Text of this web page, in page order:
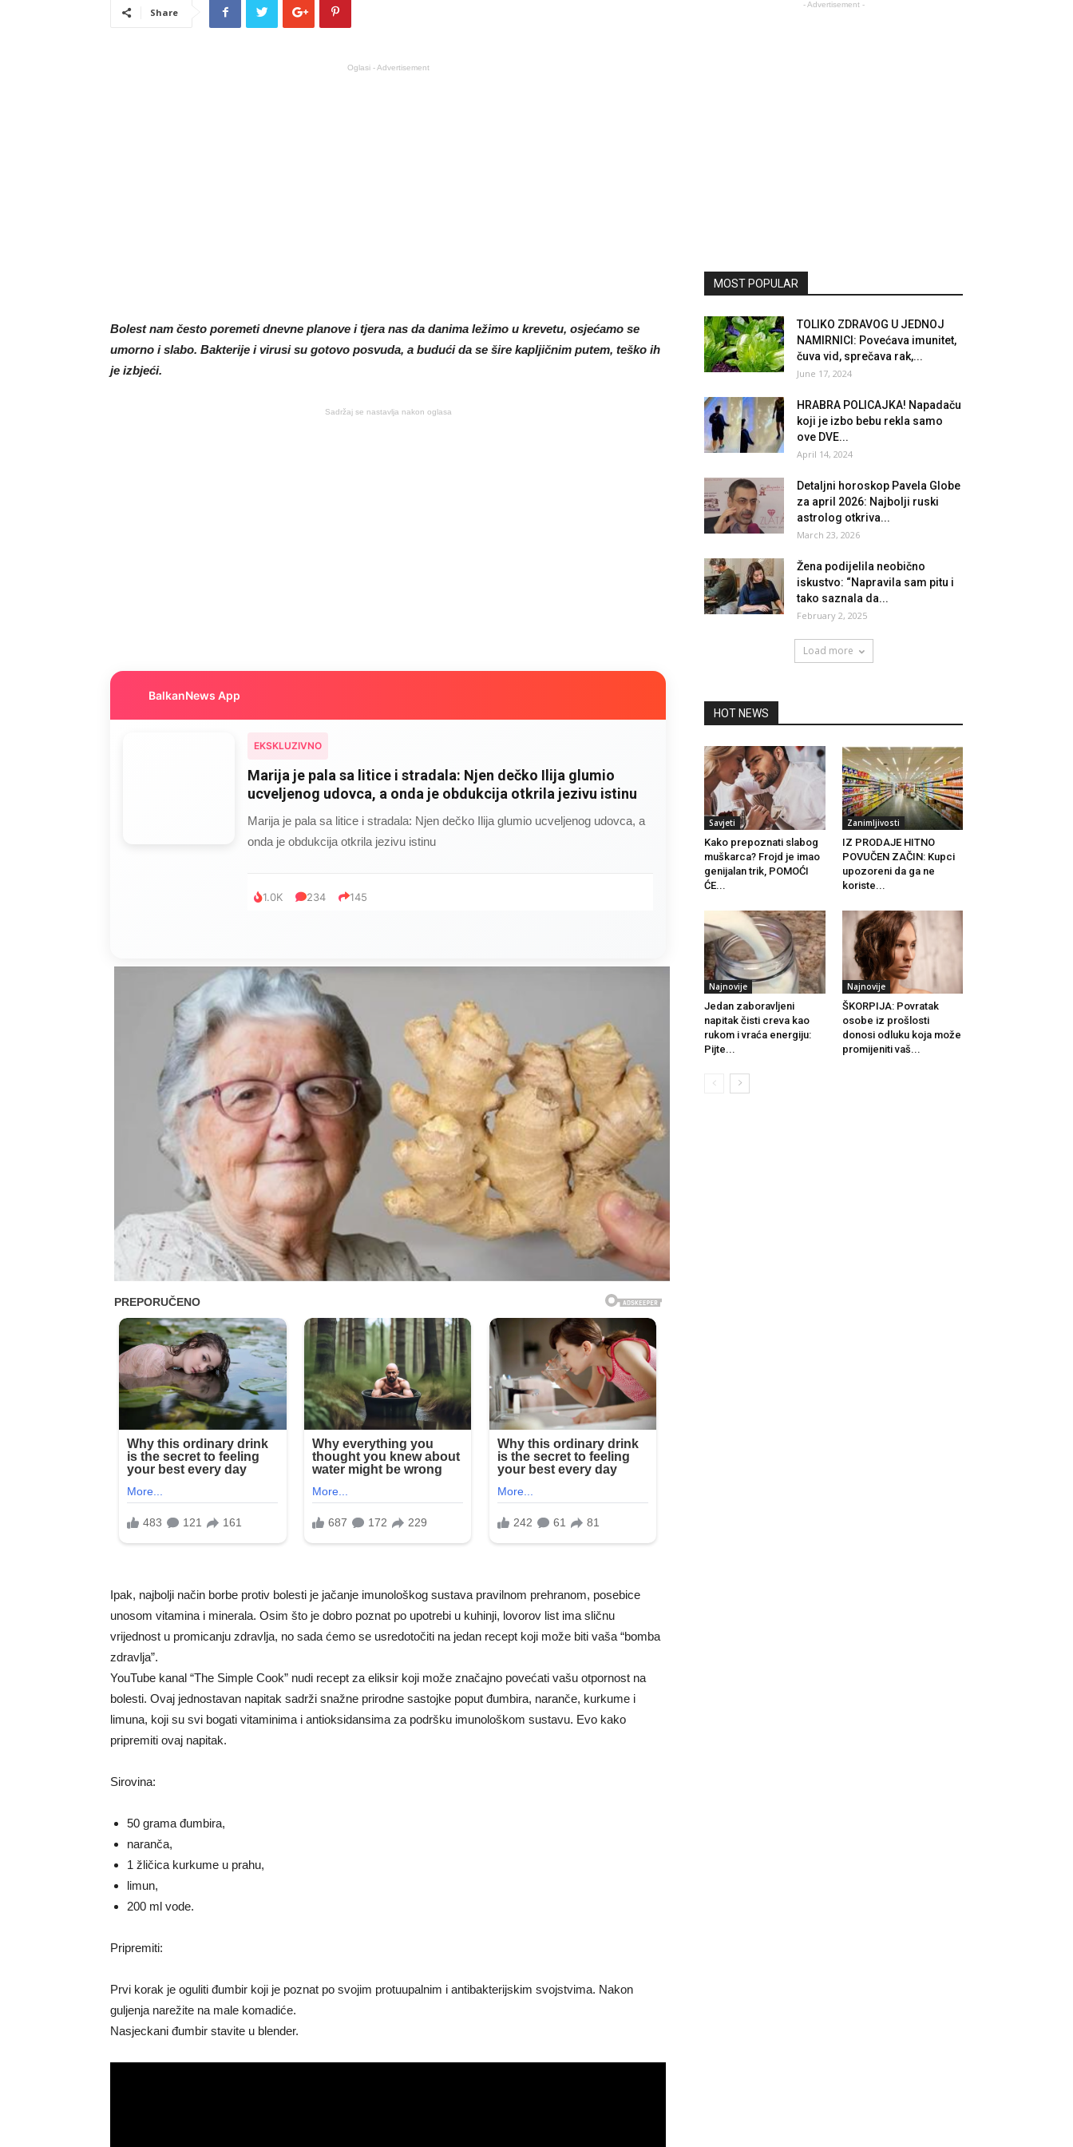
Share
Oglasi - Advertisement
Bolest nam često poremeti dnevne planove i tjera nas da danima ležimo u krevetu, osjećamo se
umorno i slabo. Bakterije i virusi su gotovo posvuda, a budući da se šire kapljičnim putem, teško ih
je izbjeći.
Sadržaj se nastavlja nakon oglasa
BalkanNews App
EKSKLUZIVNO
Marija je pala sa litice i stradala: Njen dečko Ilija glumio
ucveljenog udovca, a onda je obdukcija otkrila jezivu istinu
Marija je pala sa litice i stradala: Njen dečko Ilija glumio ucveljenog udovca, a
onda je obdukcija otkrila jezivu istinu
1.0K 234 145
Ipak, najbolji način borbe protiv bolesti je jačanje imunološkog sustava pravilnom prehranom, posebice
unosom vitamina i minerala. Osim što je dobro poznat po upotrebi u kuhinji, lovorov list ima sličnu
vrijednost u promicanju zdravlja, no sada ćemo se usredotočiti na jedan recept koji može biti vaša “bomba
zdravlja”.
YouTube kanal “The Simple Cook” nudi recept za eliksir koji može značajno povećati vašu otpornost na
bolesti. Ovaj jednostavan napitak sadrži snažne prirodne sastojke poput đumbira, naranče, kurkume i
limuna, koji su svi bogati vitaminima i antioksidansima za podršku imunološkom sustavu. Evo kako
pripremiti ovaj napitak.
Sirovina:
50 grama đumbira,
naranča,
1 žličica kurkume u prahu,
limun,
200 ml vode.
Pripremiti:
Prvi korak je oguliti đumbir koji je poznat po svojim protuupalnim i antibakterijskim svojstvima. Nakon
guljenja narežite na male komadiće.
Nasjeckani đumbir stavite u blender.
- Advertisement -
MOST POPULAR
TOLIKO ZDRAVOG U JEDNOJ
NAMIRNICI: Povećava imunitet,
čuva vid, sprečava rak,...
June 17, 2024
HRABRA POLICAJKA! Napadaču
koji je izbo bebu rekla samo
ove DVE...
April 14, 2024
Detaljni horoskop Pavela Globe
za april 2026: Najbolji ruski
astrolog otkriva...
March 23, 2026
Žena podijelila neobično
iskustvo: “Napravila sam pitu i
tako saznala da...
February 2, 2025
Load more
HOT NEWS
Savjeti
Kako prepoznati slabog
muškarca? Frojd je imao
genijalan trik, POMOĆI
ĆE...
Zanimljivosti
IZ PRODAJE HITNO
POVUČEN ZAČIN: Kupci
upozoreni da ga ne
koriste...
Najnovije
Jedan zaboravljeni
napitak čisti creva kao
rukom i vraća energiju:
Pijte...
Najnovije
ŠKORPIJA: Povratak
osobe iz prošlosti
donosi odluku koja može
promijeniti vaš...